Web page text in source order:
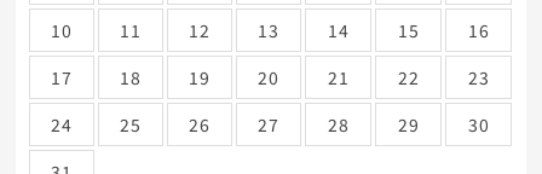
10
11 12 13 14 15
16
17
18 19 20 21 22
23
24
25 26 27 28 29
30